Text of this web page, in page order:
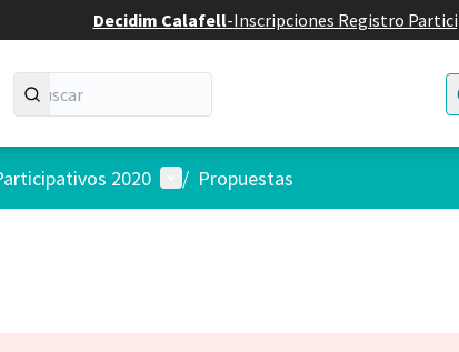
Decidim Calafell-Inscripciones Registro
2020 Menú de usuario
/ Propuestas